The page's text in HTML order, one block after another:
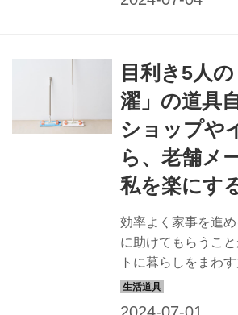
載）
目利き5人
濯」の道具
ショップや
ら、老舗メ
私を楽にす
効率よく家事を進
に助けてもらうこ
トに暮らしをまわ
きを伺いました。こ